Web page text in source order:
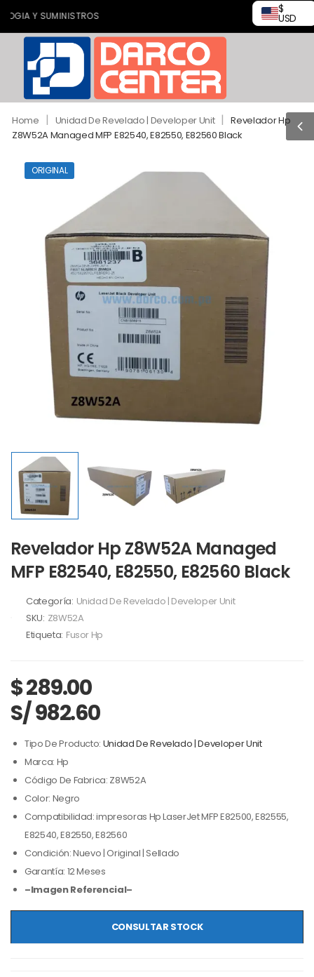
Y SUMINISTROS
$
USD
Home | Unidad De Revelado | Developer Unit | Revelador Hp
Z8W52A Managed MFP E82540, E82550, E82560 Black
ORIGINAL
Revelador Hp Z8W52A Managed
MFP E82540, E82550, E82560 Black
Categoría: Unidad De Revelado | Developer Unit
SKU: Z8W52A
Etiqueta: Fusor Hp
$289.00
S/ 982.60
Tipo De Producto: Unidad De Revelado | Developer Unit
Marca: Hp
Código De Fabrica: Z8W52A
Color: Negro
Compatibilidad: impresoras Hp LaserJet MFP E82500, E82555,
E82540, E82550, E82560
Condición: Nuevo | Original | Sellado
Garantía: 12 Meses
–Imagen Referencial–
CONSULTAR STOCK